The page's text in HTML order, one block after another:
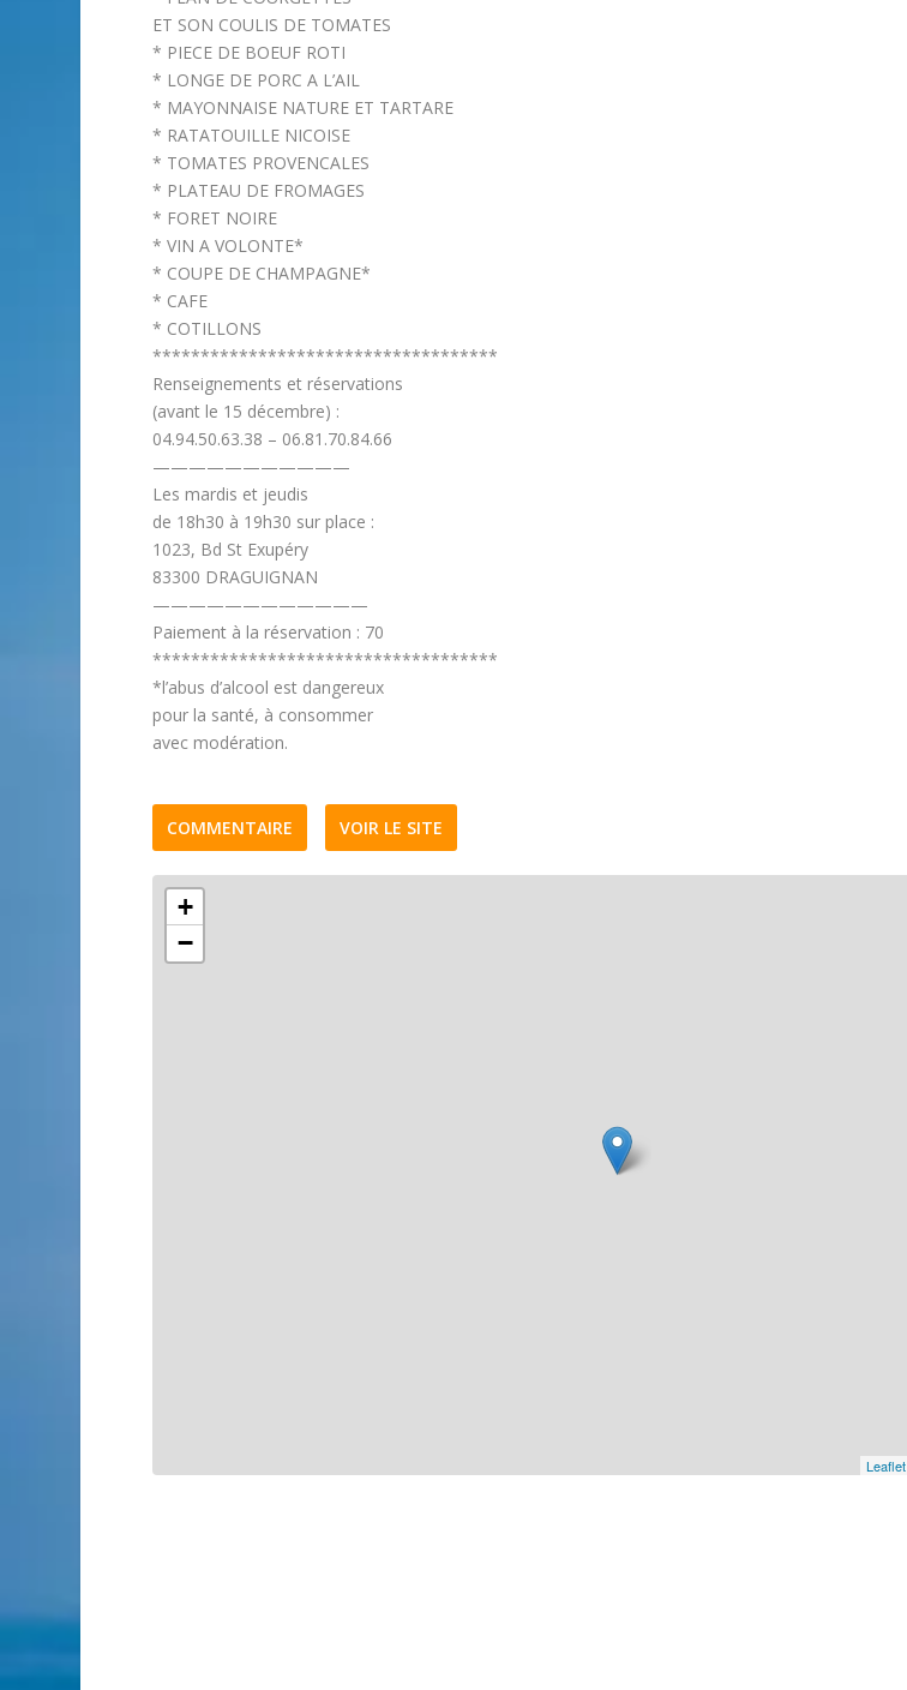
ET SON COULIS DE TOMATES
* PIECE DE BOEUF ROTI
* LONGE DE PORC A L’AIL
* MAYONNAISE NATURE ET TARTARE
* RATATOUILLE NICOISE
* TOMATES PROVENCALES
* PLATEAU DE FROMAGES
* FORET NOIRE
* VIN A VOLONTE*
* COUPE DE CHAMPAGNE*
* CAFE
* COTILLONS
************************************
Renseignements et réservations
(avant le 15 décembre) :
04.94.50.63.38 – 06.81.70.84.66
———————————
Les mardis et jeudis
de 18h30 à 19h30 sur place :
1023, Bd St Exupéry
83300 DRAGUIGNAN
————————————
Paiement à la réservation : 70
************************************
*l’abus d’alcool est dangereux
pour la santé, à consommer
avec modération.
COMMENTAIRE VOIR LE SITE
+
−
Leaflet